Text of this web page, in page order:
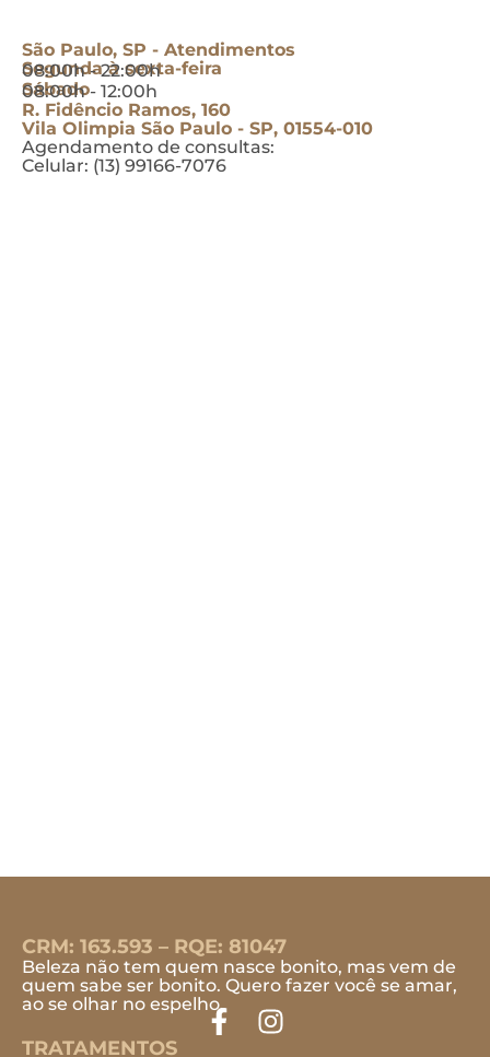
São Paulo, SP - Atendimentos
Segunda à sexta-feira
08:00h - 22:00h
Sábado
08:00h - 12:00h
R. Fidêncio Ramos, 160
Vila Olimpia São Paulo - SP, 01554-010
Agendamento de consultas:
Celular: (13) 99166-7076
CRM: 163.593 – RQE: 81047
Beleza não tem quem nasce bonito, mas vem de
quem sabe ser bonito. Quero fazer você se amar,
ao se olhar no espelho.
TRATAMENTOS